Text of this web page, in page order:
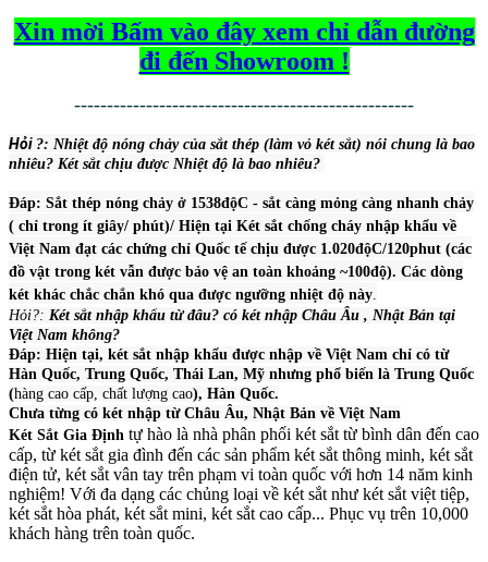
Xin mời Bấm vào đây xem chỉ dẫn đường
đi đến Showroom !
----------------------------------------------------
Hỏi ?: Nhiệt độ nóng chảy của sắt thép (làm vỏ két sắt) nói chung là bao
nhiêu? Két sắt chịu được Nhiệt độ là bao nhiêu?
Đáp: Sắt thép nóng chảy ở 1538độC - sắt càng mỏng càng nhanh chảy
( chỉ trong ít giây/ phút)/ Hiện tại Két sắt chống cháy nhập khẩu về
Việt Nam đạt các chứng chỉ Quốc tế chịu được 1.020độC/120phut (các
đồ vật trong két vẫn được bảo vệ an toàn khoảng ~100độ). Các dòng
két khác chắc chắn khó qua được ngưỡng nhiệt độ này
Hỏi?: Két sắt nhập khẩu từ đâu? có két nhập Châu Âu , Nhật Bản tại
Việt Nam không?
Đáp: Hiện tại, két sắt nhập khẩu được nhập về Việt Nam chỉ có từ
Hàn Quốc, Trung Quốc, Thái Lan, Mỹ nhưng phổ biến là Trung Quốc
(hàng cao cấp, chất lượng cao), Hàn Quốc.
Chưa từng có két nhập từ Châu Âu, Nhật Bản về Việt Nam
Két Sắt Gia Định tự hào là nhà phân phối két sắt từ bình dân đến cao
cấp, từ két sắt gia đình đến các sản phẩm két sắt thông minh, két sắt
điện tử, két sắt vân tay trên phạm vi toàn quốc với hơn 14 năm kinh
nghiệm! Với đa dạng các chủng loại về két sắt như két sắt việt tiệp,
két sắt hòa phát, két sắt mini, két sắt cao cấp... Phục vụ trên 10,000
khách hàng trên toàn quốc.